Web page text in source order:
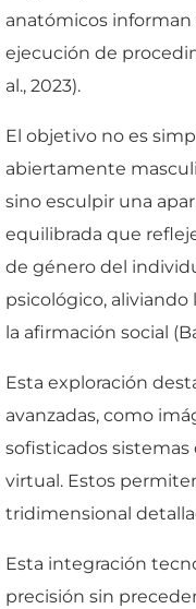
anatómicos
ejecución de
al., 2023).
El objetivo no es
abiertamente
sino esculpir una
equilibrada que
de género del
psicológico,
la afirmación social
Esta exploración
avanzadas, como
sofisticados
virtual. Estos
tridimensional
Esta integración
precisión sin